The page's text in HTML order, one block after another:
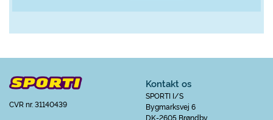
CVR nr. 31140439
Kontakt os
SPORTI I/S
Bygmarksvej 6
DK-2605 Brøndby